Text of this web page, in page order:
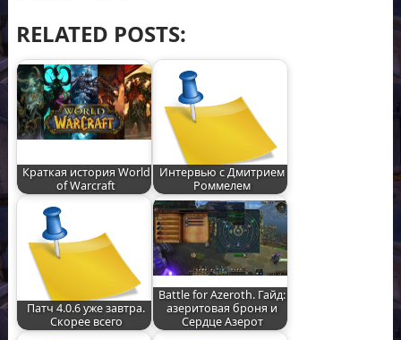
RELATED POSTS:
Краткая история World
of Warcraft
Интервью с Дмитрием
Роммелем
Патч 4.0.6 уже завтра.
Скорее всего
Battle for Azeroth. Гайд:
азеритовая броня и
Сердце Азерот